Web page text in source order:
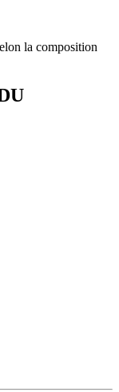
la composition